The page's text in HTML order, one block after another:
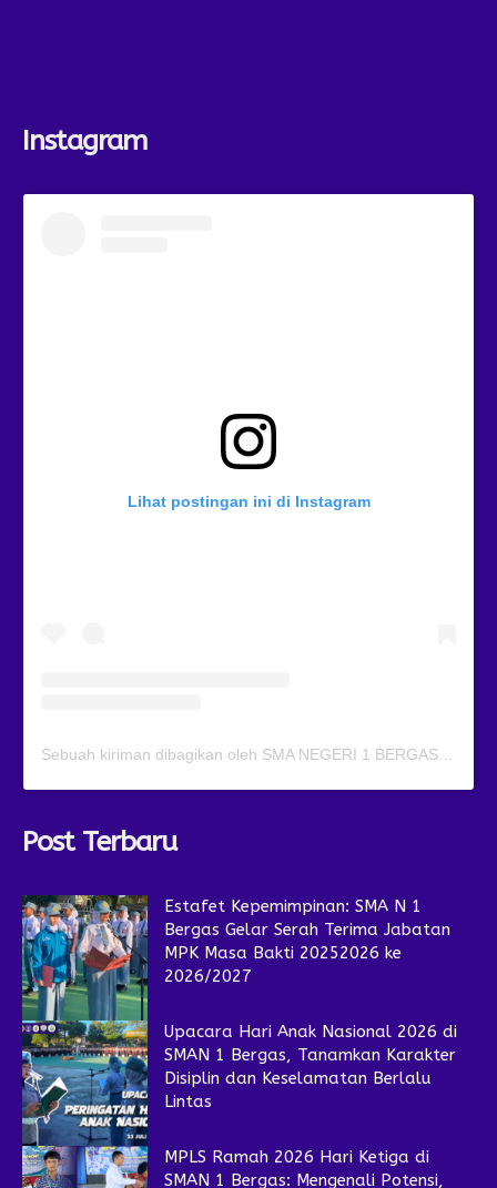
Instagram
Lihat postingan ini di Instagram
Post Terbaru
Estafet Kepemimpinan: SMA N 1
Bergas Gelar Serah Terima Jabatan
MPK Masa Bakti 20252026 ke
2026/2027
Upacara Hari Anak Nasional 2026 di
SMAN 1 Bergas, Tanamkan Karakter
Disiplin dan Keselamatan Berlalu
Lintas
MPLS Ramah 2026 Hari Ketiga di
SMAN 1 Bergas: Mengenali Potensi,